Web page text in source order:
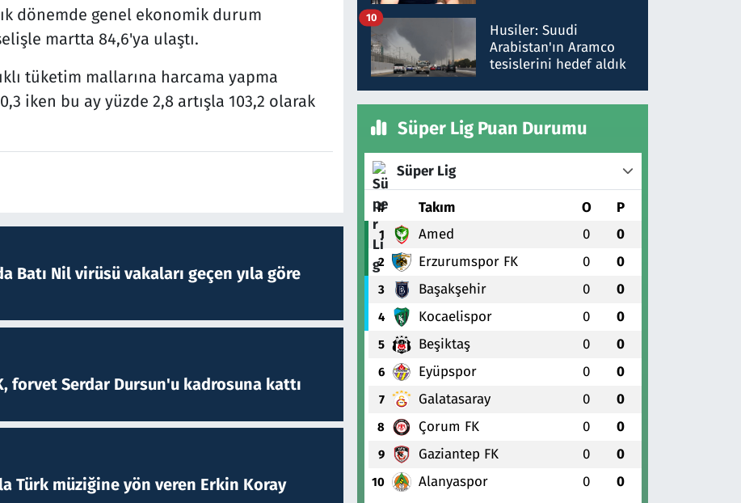
dönemde genel ekonomik durum
martta 84,6'ya ulaştı.
tüketim mallarına harcama yapma
iken bu ay yüzde 2,8 artışla 103,2 olarak
Batı Nil virüsü vakaları geçen yıla göre
forvet Serdar Dursun'u kadrosuna kattı
Türk müziğine yön veren Erkin Koray
talimat verdi, ben
gönderdim
Husiler: Suudi
Arabistan'ın Aramco
tesislerini hedef aldık
10
Süper Lig Puan Durumu
Süper Lig
# Takım O P
1 Amed 0 0
2 Erzurumspor FK 0 0
3 Başakşehir 0 0
4 Kocaelispor 0 0
5 Beşiktaş 0 0
6 Eyüpspor 0 0
7 Galatasaray 0 0
8 Çorum FK 0 0
9 Gaziantep FK 0 0
10 Alanyaspor 0 0